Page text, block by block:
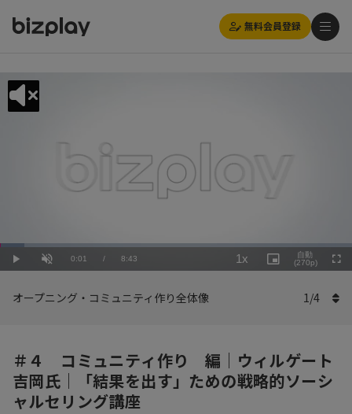
無料会員登録
Play UnmuteCurrent
0:01 / Duration
8:43
Loaded:
6.89%
1x
Rate
Picture-
in-
自動
(270p)
オープニング・コミュニティ作り全体像 1/4
＃４ コミュニティ作り 編｜ウィルゲート
吉岡氏｜「結果を出す」ための戦略的ソーシ
ャルセリング講座